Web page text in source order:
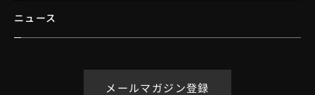
ニュース
メールマガジン登録